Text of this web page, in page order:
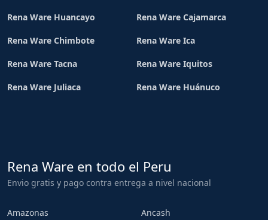
Rena Ware Huancayo Rena Ware Cajamarca
Rena Ware Chimbote Rena Ware Ica
Rena Ware Tacna Rena Ware Iquitos
Rena Ware Juliaca Rena Ware Huánuco
Rena Ware en todo el Peru
Envio gratis y pago contra entrega a nivel nacional
Amazonas
Ancash